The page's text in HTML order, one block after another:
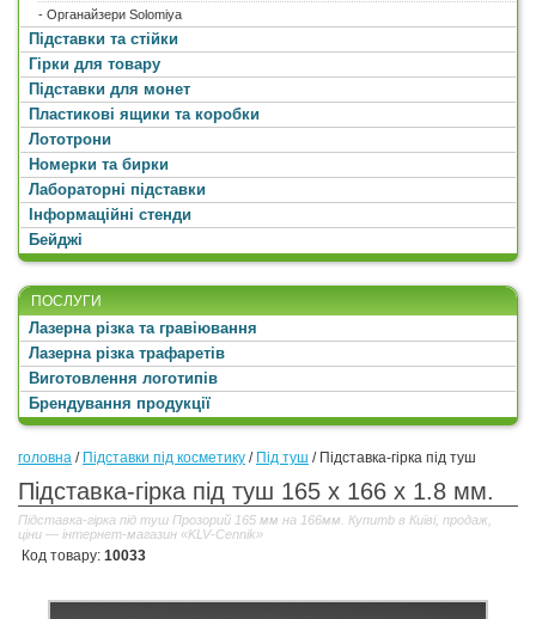
- Органайзери Solomiya
Підставки та стійки
Гірки для товару
Підставки для монет
Пластикові ящики та коробки
Лототрони
Номерки та бирки
Лабораторні підставки
Інформаційні стенди
Бейджі
ПОСЛУГИ
Лазерна різка та гравіювання
Лазерна різка трафаретів
Виготовлення логотипів
Брендування продукції
головна / Підставки під косметику / Під туш / Підставка-гірка під туш
Підставка-гірка під туш 165 x 166 x 1.8 мм.
Підставка-гірка під туш Прозорий 165 мм на 166мм. Купитb в Київі, продаж,
ціни — інтернет-магазин «KLV-Cennik»
Код товару: 10033